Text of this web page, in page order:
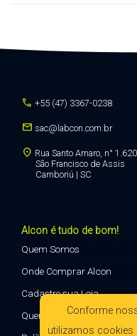
Conforme
utilizamos cookies
call +55 (47) 3367-0238
mail sac@labcon.com.br
location_on Rua Santo Amaro, n° 1.620
São Francisco de Assis
Camboriú | SC
Alcon é tudo de bom!
Quem Somos
Onde Comprar Alcon
Cadastre sua Loja
Quero Vender Alcon